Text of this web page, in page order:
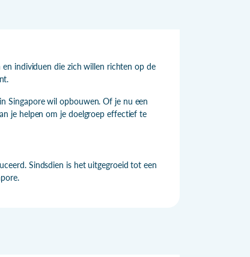
individuen die zich willen richten op de
Singapore wil opbouwen. Of je nu een
je helpen om je doelgroep effectief te
Sindsdien is het uitgegroeid tot een